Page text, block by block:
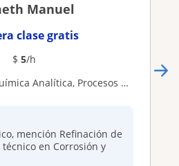
Manuel
clase gratis
$ 5/h
Químicos, Fundamentos de Ingeniería Química
mención Refinación de
técnico en Corrosión y